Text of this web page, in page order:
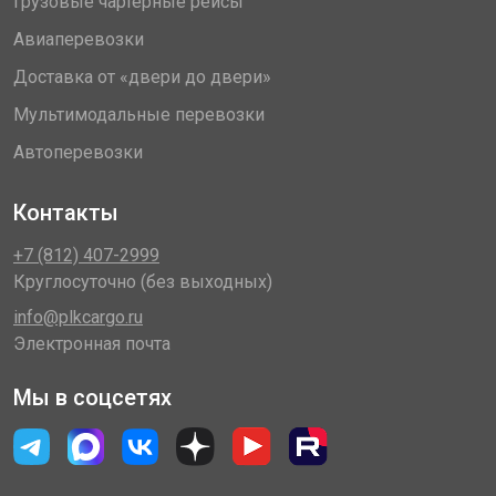
Авиаперевозки
Доставка от «двери до двери»
Мультимодальные перевозки
Автоперевозки
Контакты
+7 (812) 407-2999
Круглосуточно (без выходных)
info@plkcargo.ru
Электронная почта
Мы в соцсетях